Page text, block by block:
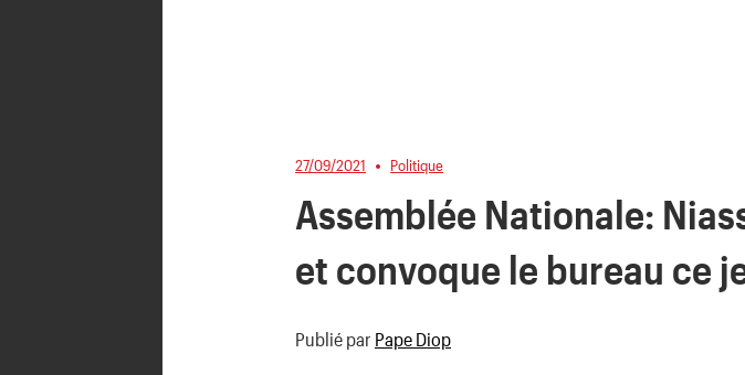
27/09/2021 Politique
Assemblée Nationale:
et convoque le bureau ce
Publié par Pape Diop